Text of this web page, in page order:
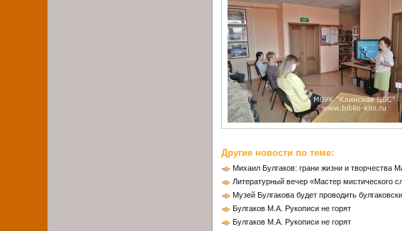
Другие новости по теме:
Михаил Булгаков: грани жизни и творчества
Литературный вечер «Мастер мистического
Музей Булгакова будет проводить
Булгаков М.А. Рукописи не горят
Булгаков М.А. Рукописи не горят